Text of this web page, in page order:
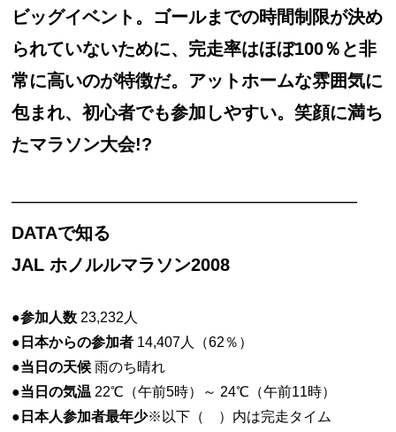
ビッグイベント。ゴールまでの時間制限が決め
られていないために、完走率はほぼ100％と非
常に高いのが特徴だ。アットホームな雰囲気に
包まれ、初心者でも参加しやすい。笑顔に満ち
たマラソン大会!?
———————————————————–
DATAで知る
JAL ホノルルマラソン2008
●参加人数 23,232人
●日本からの参加者 14,407人（62％）
●当日の天候 雨のち晴れ
●当日の気温 22℃（午前5時）～ 24℃（午前11時）
●日本人参加者最年少※以下（ ）内は完走タイム